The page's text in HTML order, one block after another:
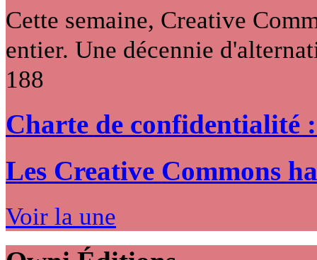
Cette semaine, Creative
entier. Une décennie
188
Charte de confidentialité
Les Creative Commons
Voir la une